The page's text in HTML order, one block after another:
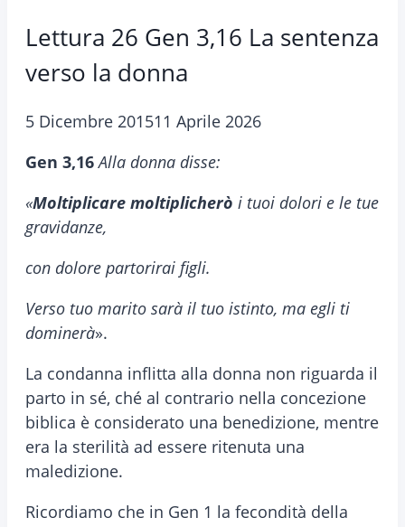
Lettura 26 Gen 3,16 La sentenza
verso la donna
5 Dicembre 201511 Aprile 2026
Gen 3,16 Alla donna disse:
«Moltiplicare moltiplicherò i tuoi dolori e le tue
gravidanze,
con dolore partorirai figli.
Verso tuo marito sarà il tuo istinto, ma egli ti
dominerà».
La condanna inflitta alla donna non riguarda il
parto in sé, ché al contrario nella concezione
biblica è considerato una benedizione, mentre
era la sterilità ad essere ritenuta una
maledizione.
Ricordiamo che in Gen 1 la fecondità della